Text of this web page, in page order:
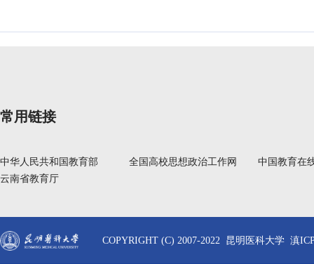
常用链接
中华人民共和国教育部 全国高校思想政治工作网
中国教育在
云南省教育厅
COPYRIGHT (C) 2007-2022 昆明医科大学 滇